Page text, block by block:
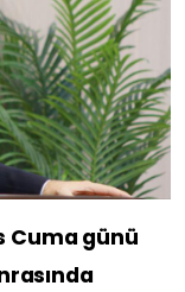
Cuma günü